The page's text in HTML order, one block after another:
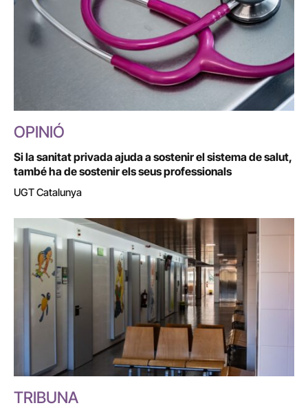
OPINIÓ
Si la sanitat privada ajuda a sostenir el sistema de salut,
també ha de sostenir els seus professionals
UGT Catalunya
TRIBUNA